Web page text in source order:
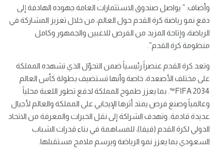
وأضاف: ” يواصل صندوق الاستثمارات العامة جهوده الهادفة إلى
دفع نمو رياضة كرة القدم حول العالم، من خلال تعزيز المشاركة في
الرياضة، وإتاحة المزيد من الفرص للاعبين والجمهور وكامل
منظومة كرة القدم”.
وتعد كرة القدم عنصراً رئيسياً ضمن التحوّل الذي تشهده المملكة
على مختلف الأصعدة، خاصة وأنها تستضيف بطولة كأس العالم
FIFA 2034™️. بما يعزز طموح المملكة لدفع تطور اللعبة محلياً
وعالمياً وصنع فرص يمتد أثرها الإيجابي على المملكة والعالم لأجيال
عديدة قادمة. وتهدف الشراكة إلى نقل الخبرات والمعرفة من الاتحاد
الدولي لكرة القدم (فيفا)، للمساهمة في بناء قدرات الشباب
السعودي بما يعزز نمو الرياضة ويرسم ملامح مستقبلها.